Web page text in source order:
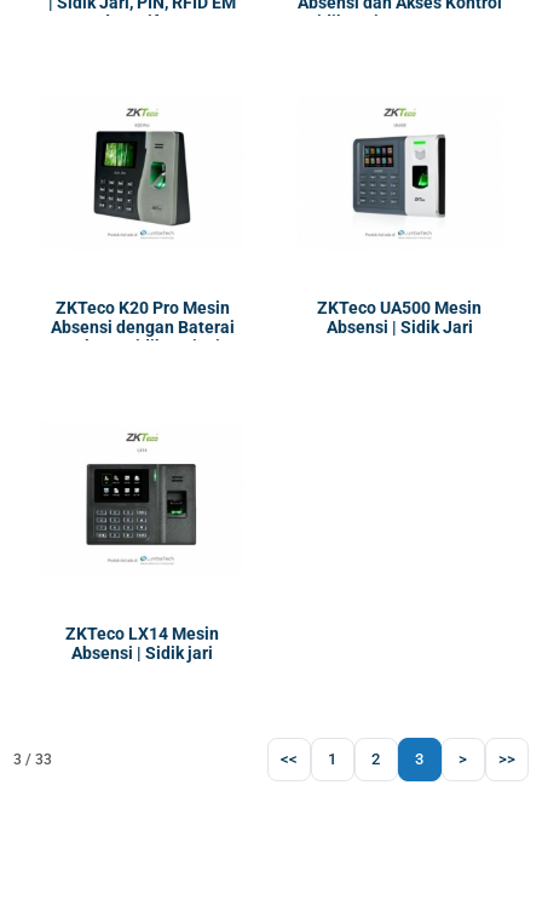
dan Mifare
| Sidik Jari, Kartu RFID, PIN
ZKTeco K20 Pro Mesin
Absensi dengan Baterai
Backup | Sidik Jari, Pin
ZKTeco UA500 Mesin
Absensi | Sidik Jari
ZKTeco LX14 Mesin
Absensi | Sidik jari
3 / 33 << 1 2 3 > >>